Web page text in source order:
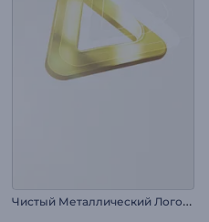
Ч
истый Металлический Логотип